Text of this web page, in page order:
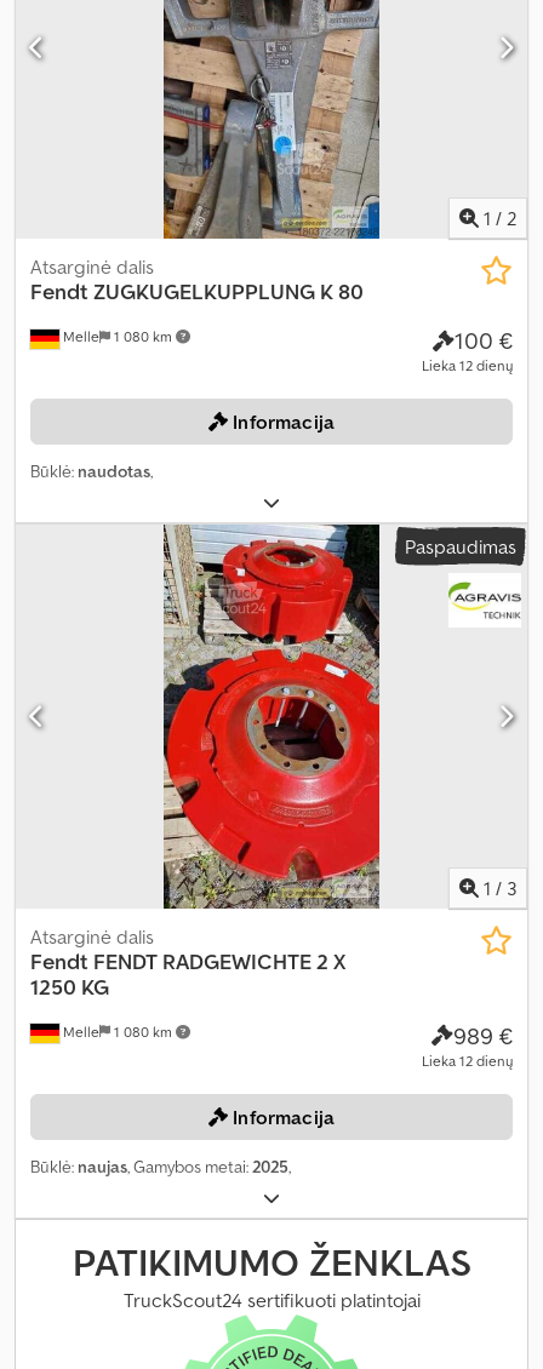
1 / 2
Melle 1 080 km
Atsarginė dalis
Fendt ZUGKUGELKUPPLUNG K 80
100 €
Lieka 12 dienų
Informacija
Būklė: naudotas,
Paspaudimas
1 / 3
Melle 1 080 km
Atsarginė dalis
Fendt FENDT RADGEWICHTE 2 X
1250 KG
989 €
Lieka 12 dienų
Informacija
Būklė: naujas, Gamybos metai:2025,
PATIKIMUMO ŽENKLAS
TruckScout24 sertifikuoti platintojai